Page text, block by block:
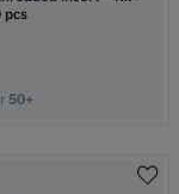
pcs
50+